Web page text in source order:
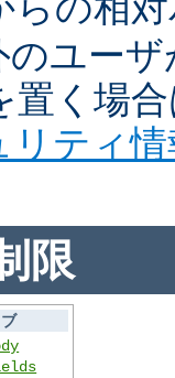
のユー
置く場
リティ
限